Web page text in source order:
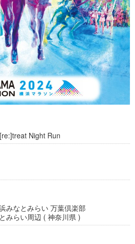
Night Run
みなとみらい 万葉倶楽部
みらい周辺 ( 神奈川県 )